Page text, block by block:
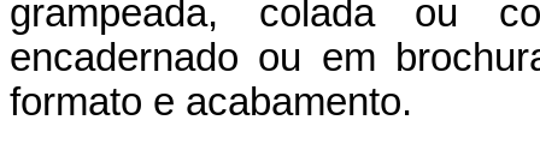
grampeada, colada ou
encadernado ou em
formato e acabamento.